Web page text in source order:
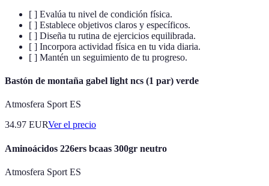
[ ] Evalúa tu nivel de condición física.
[ ] Establece objetivos claros y específicos.
[ ] Diseña tu rutina de ejercicios equilibrada.
[ ] Incorpora actividad física en tu vida diaria.
[ ] Mantén un seguimiento de tu progreso.
Bastón de montaña gabel light ncs (1 par) verde
Atmosfera Sport ES
34.97 EURVer el precio
Aminoácidos 226ers bcaas 300gr neutro
Atmosfera Sport ES